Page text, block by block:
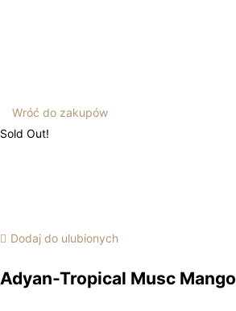
Wróć do zakupów
Sold Out!
Dodaj do ulubionych
Adyan-Tropical Musc Mango